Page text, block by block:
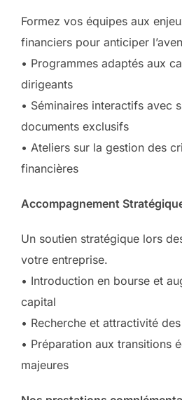
Formez vos équipes aux
financiers pour anticiper
• Programmes adaptés aux
dirigeants
• Séminaires interactifs avec
documents exclusifs
• Ateliers sur la gestion des
financières
Accompagnement
Un soutien stratégique lors
votre entreprise.
• Introduction en bourse et
capital
• Recherche et attractivité
• Préparation aux transitions
majeures